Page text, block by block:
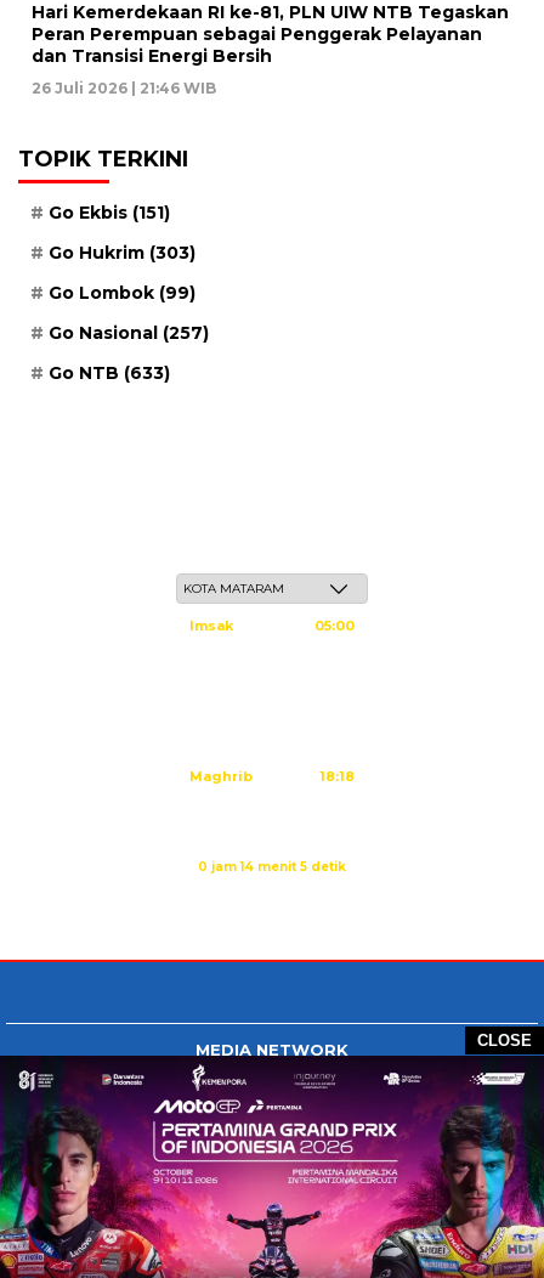
CLOSE
Hari Kemerdekaan RI ke-81, PLN UIW NTB Tegaskan
Peran Perempuan sebagai Penggerak Pelayanan
dan Transisi Energi Bersih
26 Juli 2026 | 21:46 WIB
TOPIK TERKINI
Go Ekbis (151)
Go Hukrim (303)
Go Lombok (99)
Go Nasional (257)
Go NTB (633)
Imsak 05:00
Maghrib 18:18
0 jam 14 menit 5 detik
MEDIA NETWORK
Tangan Berbagi
BERBAGI News
Whatsapp.com
Tiktok.com
Twitter.com Youtube.com
HOME REDAKSI
PEDOMAN MEDIA SIBER
DISCLAIMER
INFO IKLAN
COPYRIGHT © 2026 GONTB - ALL RIGHTS RESERVED